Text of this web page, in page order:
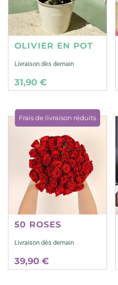
OLIVIER EN POT
Livraison dès demain
31,90 €
Frais de livraison réduits
50 ROSES
Livraison dès demain
39,90 €